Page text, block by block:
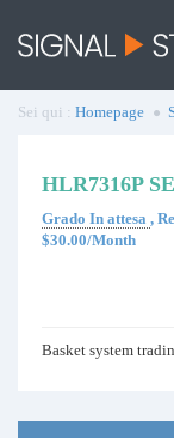
Sei qui : Homepage
HLR7316P
Grado In attesa ,
$30.00/Month
Basket system